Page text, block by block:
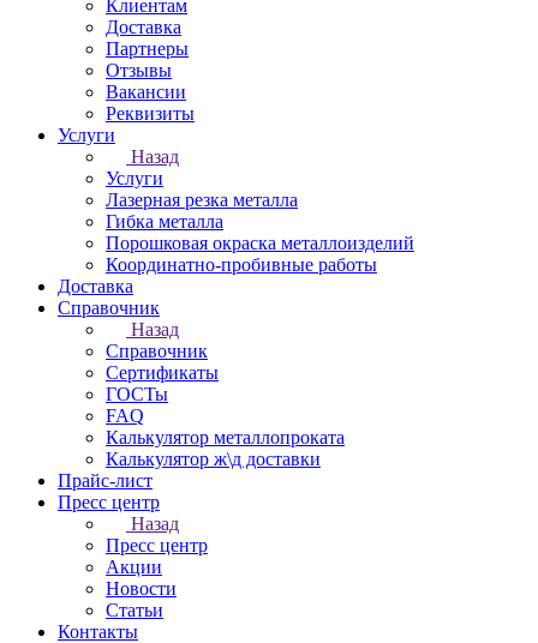
Клиентам
Доставка
Партнеры
Отзывы
Вакансии
Реквизиты
Услуги
Назад
Услуги
Лазерная резка металла
Гибка металла
Порошковая окраска металлоизделий
Координатно-пробивные работы
Доставка
Справочник
Назад
Справочник
Сертификаты
ГОСТы
FAQ
Калькулятор металлопроката
Калькулятор ж\д доставки
Прайс-лист
Пресс центр
Назад
Пресс центр
Акции
Новости
Статьи
Контакты